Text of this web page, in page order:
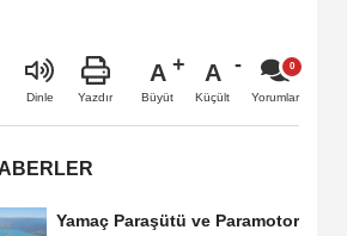
Dinle Yazdır
A
Büyüt
A
Küçült Yorumlar
Yamaç Paraşütü ve Paramotor